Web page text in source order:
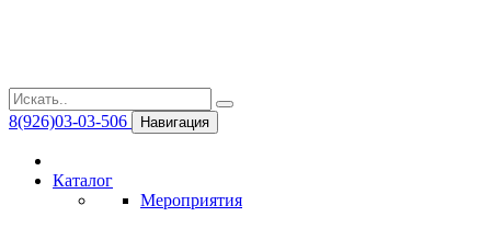
8(926)03-03-506 Навигация
Каталог
Мероприятия